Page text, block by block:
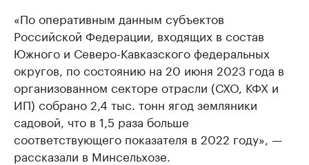
«По оперативным данным субъектов
Российской Федерации, входящих в состав
Южного и Северо-Кавказского федеральных
округов, по состоянию на 20 июня 2023 года в
организованном секторе отрасли (СХО, КФХ и
ИП) собрано 2,4 тыс. тонн ягод земляники
садовой, что в 1,5 раза больше
соответствующего показателя в 2022 году», —
рассказали в Минсельхозе.